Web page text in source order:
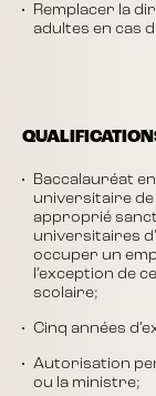
Remplacer la
adultes en cas
Baccalauréat
universitaire de
approprié
universitaires
occuper un
l’exception de
scolaire;
Cinq années
Autorisation
ou la ministre;